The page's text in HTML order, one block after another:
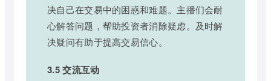
决自己在交易中的困惑和难题。主播们会耐
心解答问题，帮助投资者消除疑虑。及时解
决疑问有助于提高交易信心。
3.5 交流互动